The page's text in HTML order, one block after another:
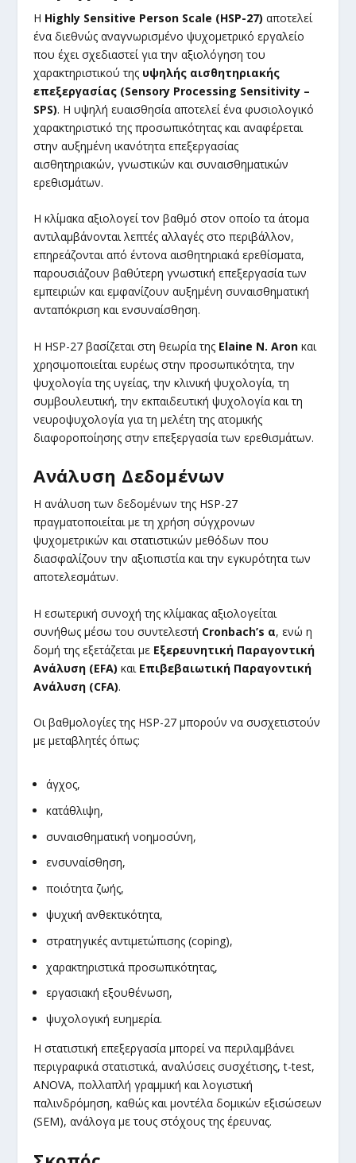
Η Highly Sensitive Person Scale (HSP-27) αποτελεί
ένα διεθνώς αναγνωρισμένο ψυχομετρικό εργαλείο
που έχει σχεδιαστεί για την αξιολόγηση του
χαρακτηριστικού της υψηλής αισθητηριακής
επεξεργασίας (Sensory Processing Sensitivity –
SPS). Η υψηλή ευαισθησία αποτελεί ένα φυσιολογικό
χαρακτηριστικό της προσωπικότητας και αναφέρεται
στην αυξημένη ικανότητα επεξεργασίας
αισθητηριακών, γνωστικών και συναισθηματικών
ερεθισμάτων.
Η κλίμακα αξιολογεί τον βαθμό στον οποίο τα άτομα
αντιλαμβάνονται λεπτές αλλαγές στο περιβάλλον,
επηρεάζονται από έντονα αισθητηριακά ερεθίσματα,
παρουσιάζουν βαθύτερη γνωστική επεξεργασία των
εμπειριών και εμφανίζουν αυξημένη συναισθηματική
ανταπόκριση και ενσυναίσθηση.
Η HSP-27 βασίζεται στη θεωρία της Elaine N. Aron και
χρησιμοποιείται ευρέως στην προσωπικότητα, την
ψυχολογία της υγείας, την κλινική ψυχολογία, τη
συμβουλευτική, την εκπαιδευτική ψυχολογία και τη
νευροψυχολογία για τη μελέτη της ατομικής
διαφοροποίησης στην επεξεργασία των ερεθισμάτων.
Ανάλυση Δεδομένων
Η ανάλυση των δεδομένων της HSP-27
πραγματοποιείται με τη χρήση σύγχρονων
ψυχομετρικών και στατιστικών μεθόδων που
διασφαλίζουν την αξιοπιστία και την εγκυρότητα των
αποτελεσμάτων.
Η εσωτερική συνοχή της κλίμακας αξιολογείται
συνήθως μέσω του συντελεστή Cronbach’s α, ενώ η
δομή της εξετάζεται με Εξερευνητική Παραγοντική
Ανάλυση (EFA) και Επιβεβαιωτική Παραγοντική
Ανάλυση (CFA).
Οι βαθμολογίες της HSP-27 μπορούν να συσχετιστούν
με μεταβλητές όπως:
άγχος,
κατάθλιψη,
συναισθηματική νοημοσύνη,
ενσυναίσθηση,
ποιότητα ζωής,
ψυχική ανθεκτικότητα,
στρατηγικές αντιμετώπισης (coping),
χαρακτηριστικά προσωπικότητας,
εργασιακή εξουθένωση,
ψυχολογική ευημερία.
Η στατιστική επεξεργασία μπορεί να περιλαμβάνει
περιγραφικά στατιστικά, αναλύσεις συσχέτισης, t-test,
ANOVA, πολλαπλή γραμμική και λογιστική
παλινδρόμηση, καθώς και μοντέλα δομικών εξισώσεων
(SEM), ανάλογα με τους στόχους της έρευνας.